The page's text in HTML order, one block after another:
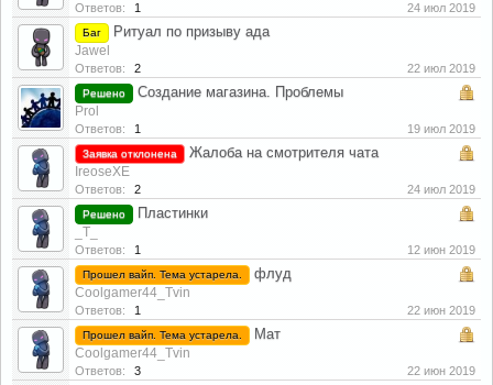
Ответов: 1 24 июл 2019
Баг Ритуал по призыву ада
Jawel
Ответов: 2 22 июл 2019
Решено Создание магазина. Проблемы
Prol
Ответов: 1 19 июл 2019
Заявка отклонена Жалоба на смотрителя чата
IreoseXE
Ответов: 2 24 июл 2019
Решено Пластинки
_T_
Ответов: 1 12 июн 2019
Прошел вайп. Тема устарела. флуд
Coolgamer44_Tvin
Ответов: 1 22 июн 2019
Прошел вайп. Тема устарела. Мат
Coolgamer44_Tvin
Ответов: 3 22 июн 2019